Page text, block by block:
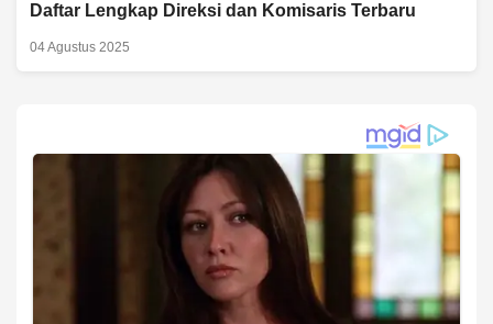
Daftar Lengkap Direksi dan Komisaris Terbaru
04 Agustus 2025